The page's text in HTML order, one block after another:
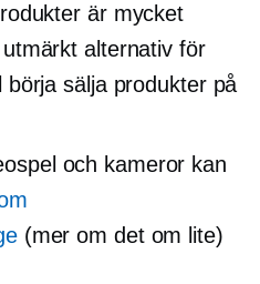
är mycket
alternativ för
sälja produkter på
och kameror kan
(mer om det om lite)